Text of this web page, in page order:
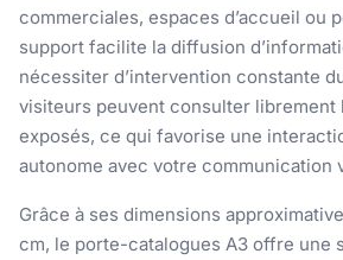
commerciales, espaces d’accueil ou
support facilite la diffusion
nécessiter d’intervention constante
visiteurs peuvent consulter librement
exposés, ce qui favorise une
autonome avec votre communication
Grâce à ses dimensions
cm, le porte-catalogues A3 offre une